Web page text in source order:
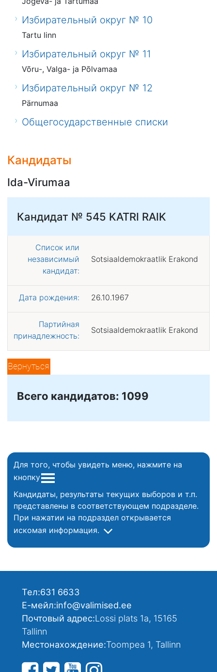
Избирательный округ № 10
Tartu linn
Избирательный округ № 11
Võru-, Valga- ja Põlvamaa
Избирательный округ № 12
Pärnumaa
Общегосударственные списки
Кандидаты
Ida-Virumaa
Кандидат № 545 KATRI RAIK
Список или
независимый
кандидат:
Sotsiaaldemokraatlik Erakond
Дата рождения: 26.10.1967
Партийная
принадлежность:
Sotsiaaldemokraatlik Erakond
Вернуться
Всего кандидатов: 1099
Для того, чтобы увидеть меню, нажмите на
кнопку
Кандидаты, результаты текущих выборов и т.п.
представлены в соответствующем подразделе.
При нажатии на подраздел открывается
искомая информация.
Тел:631 6633
Е-мейл:info@valimised.ee
Почтовый адрес:Lossi plats 1a, 15165
Tallinn
Местонахождение:Toompea 1, Tallinn